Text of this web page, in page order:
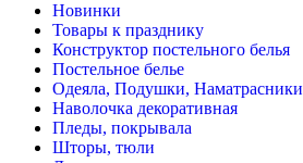
Новинки
Товары к празднику
Конструктор постельного белья
Постельное белье
Одеяла, Подушки, Наматрасники
Наволочка декоративная
Пледы, покрывала
Шторы, тюли